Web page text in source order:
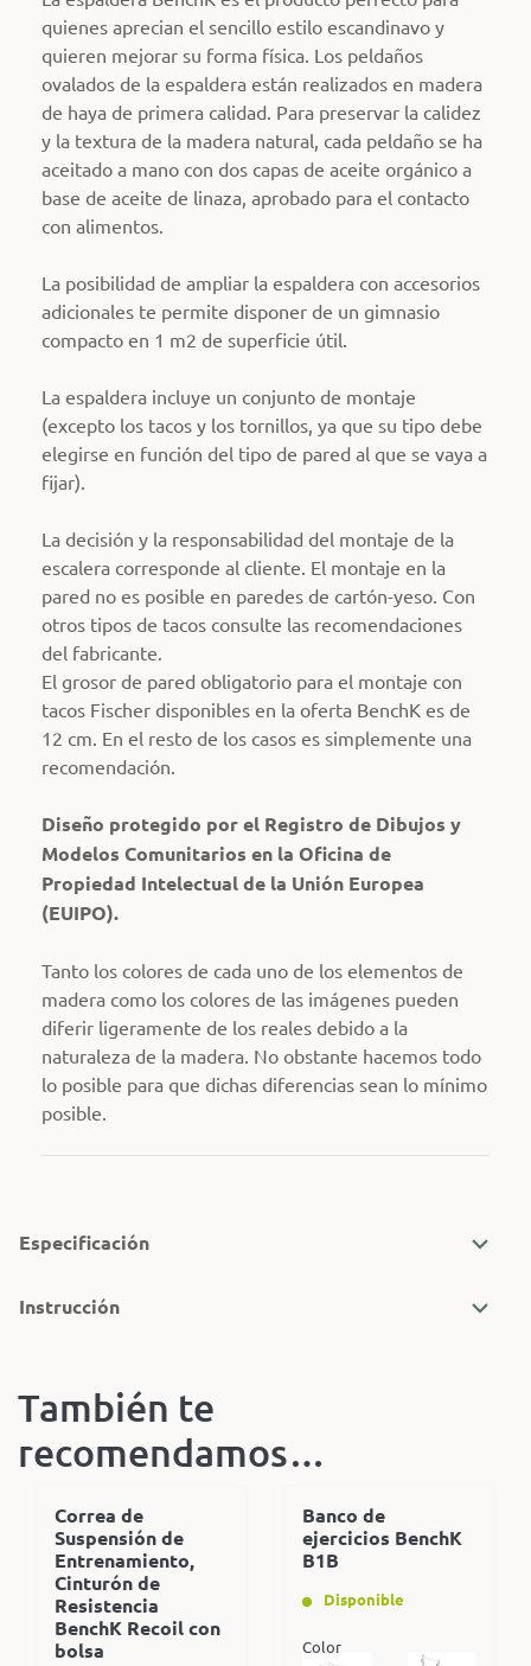
quienes aprecian el sencillo estilo escandinavo y
quieren mejorar su forma física. Los peldaños
ovalados de la espaldera están realizados en madera
de haya de primera calidad. Para preservar la calidez
y la textura de la madera natural, cada peldaño se ha
aceitado a mano con dos capas de aceite orgánico a
base de aceite de linaza, aprobado para el contacto
con alimentos.
La posibilidad de ampliar la espaldera con accesorios
adicionales te permite disponer de un gimnasio
compacto en 1 m2 de superficie útil.
La espaldera incluye un conjunto de montaje
(excepto los tacos y los tornillos, ya que su tipo debe
elegirse en función del tipo de pared al que se vaya a
fijar).
La decisión y la responsabilidad del montaje de la
escalera corresponde al cliente. El montaje en la
pared no es posible en paredes de cartón-yeso. Con
otros tipos de tacos consulte las recomendaciones
del fabricante.
El grosor de pared obligatorio para el montaje con
tacos Fischer disponibles en la oferta BenchK es de
12 cm. En el resto de los casos es simplemente una
recomendación.
Diseño protegido por el Registro de Dibujos y
Modelos Comunitarios en la Oficina de
Propiedad Intelectual de la Unión Europea
(EUIPO).
Tanto los colores de cada uno de los elementos de
madera como los colores de las imágenes pueden
diferir ligeramente de los reales debido a la
naturaleza de la madera. No obstante hacemos todo
lo posible para que dichas diferencias sean lo mínimo
posible.
Especificación
Instrucción
También te
recomendamos…
Correa de
Suspensión de
Entrenamiento,
Cinturón de
Resistencia
BenchK Recoil con
bolsa
Banco de
ejercicios BenchK
B1B
Disponible
Color